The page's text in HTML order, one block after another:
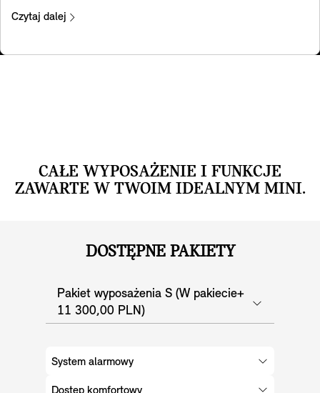
sygnał ostrzegawczy i światła awaryjne. Dioda
systemu.
Czytaj dalej
CAŁE WYPOSAŻENIE I FUNKCJE
ZAWARTE W TWOIM IDEALNYM MINI.
DOSTĘPNE PAKIETY
Pakiet wyposażenia S (W pakiecie+
11 300,00 PLN)
System alarmowy